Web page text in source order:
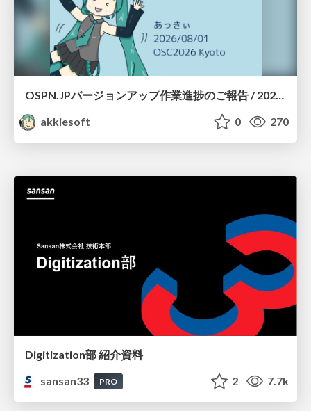
OSPN.JPバージョンアップ作業進捗のご報告 / 20260801-osc26kyoto
akkiesoft
0 270
Digitization部 紹介資料
sansan33
PRO 2 7.7k